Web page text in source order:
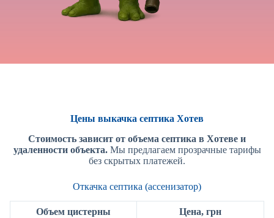
Цены выкачка септика Хотев
Стоимость зависит от объема септика в Хотеве и
удаленности объекта.Мы предлагаем прозрачные тарифы
без скрытых платежей.
Откачка септика (ассенизатор)
Объем цистерны Цена, грн